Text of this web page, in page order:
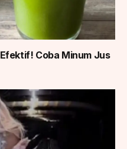
Coba Minum Jus